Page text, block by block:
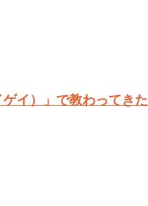
イ）」で教わってきた